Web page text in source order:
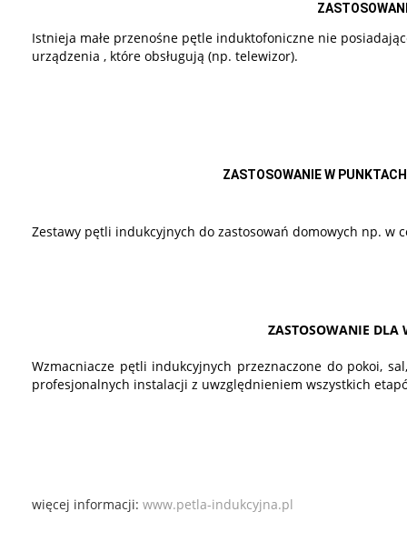
Istnieja małe przenośne pętle induktofoniczne nie
urządzenia , które obsługują (np. telewizor).
ZASTOSOWANIE W
Zestawy pętli indukcyjnych do zastosowań domowych np. w
ZASTOSOWANIE DLA
Wzmacniacze pętli indukcyjnych przeznaczone do pokoi,
profesjonalnych instalacji z uwzględnieniem wszystkich
więcej informacji: www.petla-indukcyjna.pl